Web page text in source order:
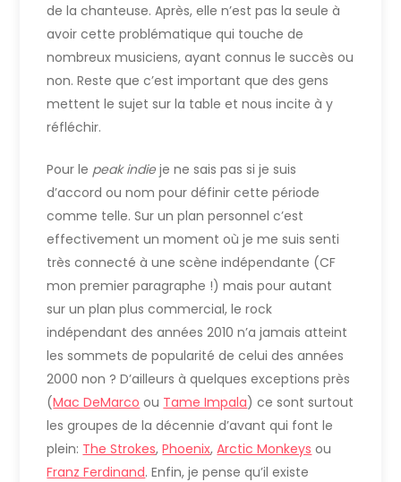
de la chanteuse. Après, elle n’est pas la seule à
avoir cette problématique qui touche de
nombreux musiciens, ayant connus le succès ou
non. Reste que c’est important que des gens
mettent le sujet sur la table et nous incite à y
réfléchir.
Pour le peak indieje ne sais pas si je suis
d’accord ou nom pour définir cette période
comme telle. Sur un plan personnel c’est
effectivement un moment où je me suis senti
très connecté à une scène indépendante (CF
mon premier paragraphe !) mais pour autant
sur un plan plus commercial, le rock
indépendant des années 2010 n’a jamais atteint
les sommets de popularité de celui des années
2000 non ? D’ailleurs à quelques exceptions près
(Mac DeMarco ou Tame Impala) ce sont surtout
les groupes de la décennie d’avant qui font le
plein: The Strokes,Phoenix,Arctic Monkeys ou
Franz Ferdinand. Enfin, je pense qu’il existe